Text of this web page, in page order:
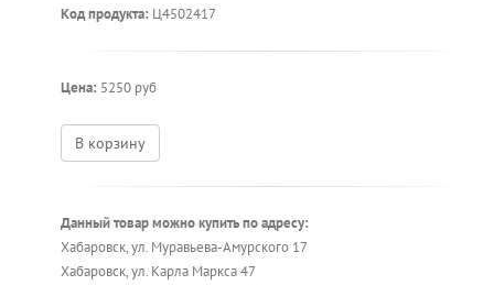
Код продукта: Ц4502417
Цена: 5250 руб
В корзину
Данный товар можно купить по адресу:
Хабаровск, ул. Муравьева-Амурского 17
Хабаровск, ул. Карла Маркса 47